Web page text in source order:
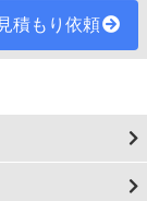
積もり依頼